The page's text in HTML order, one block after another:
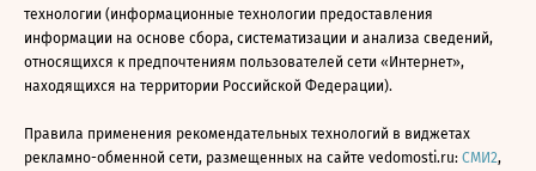
технологии (информационные технологии предоставления
информации на основе сбора, систематизации и анализа сведений,
относящихся к предпочтениям пользователей сети «Интернет»,
находящихся на территории Российской Федерации).
Правила применения рекомендательных технологий в виджетах
рекламно-обменной сети, размещенных на сайте vedomosti.ru: СМИ2,